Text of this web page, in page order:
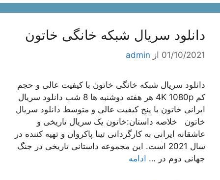
دانلود سریال شبکه خانگی خاتون
01/10/2021 از admin
دانلود سریال شبکه خانگی خاتون با کیفیت عالی و حجم
کم 4K 1080p هر هفته دوشنبه ها 8 شب دانلود سریال
ایرانی خاتون با پنج کیفیت عالی و متوسط دانلود سریال
خاتون خلاصه داستان:خاتون یک سریال تاریخی و
عاشقانه ایرانی به کارگردانی تینا پاکروان و تهیه کننده در
سال 2021 است. این مجموعه داستانی تاریخی در جنگ
جهانی دوم در … ادامه